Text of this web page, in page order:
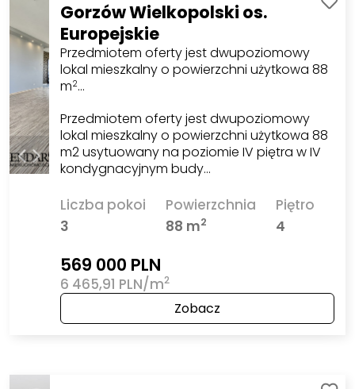
Gorzów Wielkopolski os.
Europejskie
Przedmiotem oferty jest dwupoziomowy
lokal mieszkalny o powierzchni użytkowa 88
m2…
Przedmiotem oferty jest dwupoziomowy
lokal mieszkalny o powierzchni użytkowa 88
m2 usytuowany na poziomie IV piętra w IV
kondygnacyjnym budy…
Liczba pokoi
3
Powierzchnia
88 m2
Piętro
4
569 000 PLN
6 465,91 PLN/m2
Zobacz